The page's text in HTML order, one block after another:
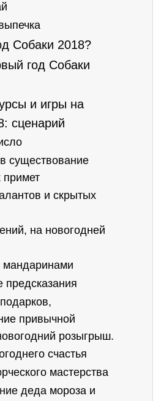
Собаки 2018?
год Собаки
и игры на
сценарий
существование
примет
и скрытых
на новогодней
мандаринами
предсказания
привычной
розыгрыш.
счастья
мастерства
деда мороза и